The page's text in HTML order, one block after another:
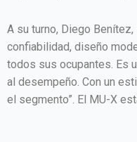
A su turno, Diego
confiabilidad, diseño
todos sus ocupantes. Es
al desempeño. Con un
el segmento”. El MU-X